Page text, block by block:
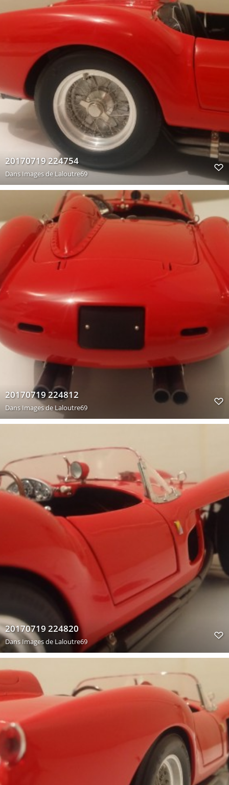
20170719 224754
DansImages de Laloutre69
20170719 224812
DansImages de Laloutre69
20170719 224820
Dans Images de Laloutre69